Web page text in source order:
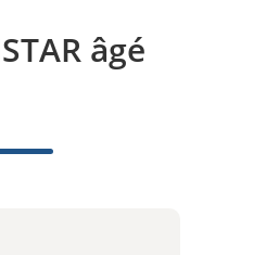
âgé